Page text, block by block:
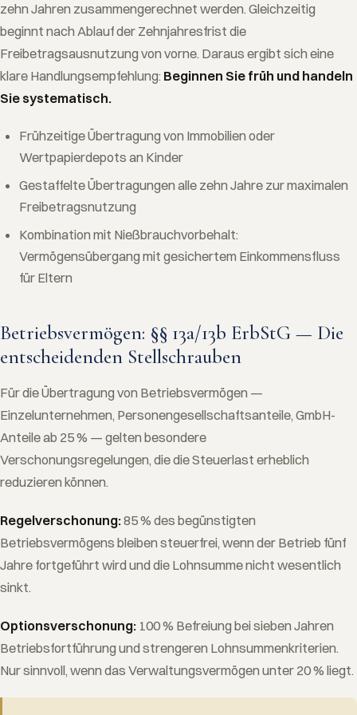
zehn Jahren zusammengerechnet werden. Gleichzeitig
beginnt nach Ablauf der Zehnjahresfrist die
Freibetragsausnutzung von vorne. Daraus ergibt sich eine
klare Handlungsempfehlung: Beginnen Sie früh und handeln
Sie systematisch.
Frühzeitige Übertragung von Immobilien oder
Wertpapierdepots an Kinder
Gestaffelte Übertragungen alle zehn Jahre zur maximalen
Freibetragsnutzung
Kombination mit Nießbrauchvorbehalt:
Vermögensübergang mit gesichertem Einkommensfluss
für Eltern
Betriebsvermögen: §§ 13a/13b ErbStG — Die
entscheidenden Stellschrauben
Für die Übertragung von Betriebsvermögen —
Einzelunternehmen, Personengesellschaftsanteile, GmbH-
Anteile ab 25 % — gelten besondere
Verschonungsregelungen, die die Steuerlast erheblich
reduzieren können.
Regelverschonung:85 % des begünstigten
Betriebsvermögens bleiben steuerfrei, wenn der Betrieb fünf
Jahre fortgeführt wird und die Lohnsumme nicht wesentlich
sinkt.
Optionsverschonung: 100 % Befreiung bei sieben Jahren
Betriebsfortführung und strengeren Lohnsummenkriterien.
Nur sinnvoll, wenn das Verwaltungsvermögen unter 20 % liegt.